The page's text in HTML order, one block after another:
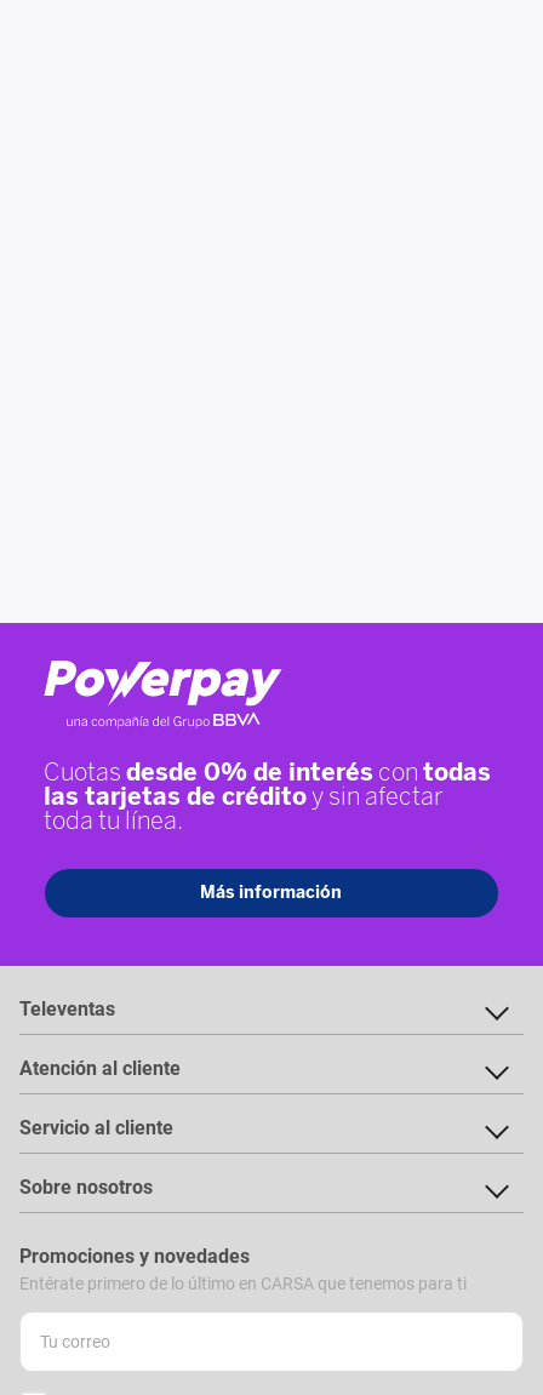
Televentas
Atención al cliente
Servicio al cliente
Sobre nosotros
Promociones y novedades
Entérate primero de lo último en CARSA que tenemos para ti